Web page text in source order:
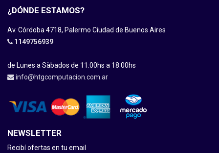
¿DÓNDE ESTAMOS?
Av. Córdoba 4718, Palermo Ciudad de Buenos Aires
1149756939
de Lunes a Sàbados de 11:00hs a 18:00hs
info@htgcomputacion.com.ar
NEWSLETTER
Recibí ofertas en tu email